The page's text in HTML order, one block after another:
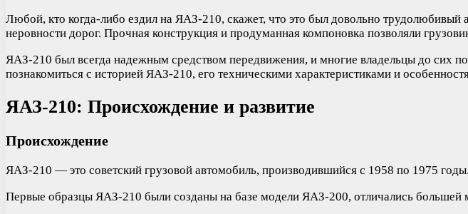
Любой, кто когда-либо ездил на ЯАЗ-210, скажет, что это был довольно
неровности дорог. Прочная конструкция и продуманная компоновка позволяли
ЯАЗ-210 был всегда надежным средством передвижения, и многие владельцы до сих
познакомиться с историей ЯАЗ-210, его техническими характеристиками и
ЯАЗ-210: Происхождение и развитие
Происхождение
ЯАЗ-210 — это советский грузовой автомобиль, производившийся с 1958 по 1975
Первые образцы ЯАЗ-210 были созданы на базе модели ЯАЗ-200, отличались